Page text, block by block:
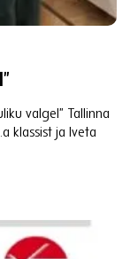
valgel” Tallinna
klassist ja Iveta